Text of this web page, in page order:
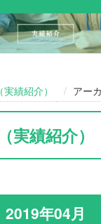
（実績紹介） アー
（実績紹介）
2019年04月